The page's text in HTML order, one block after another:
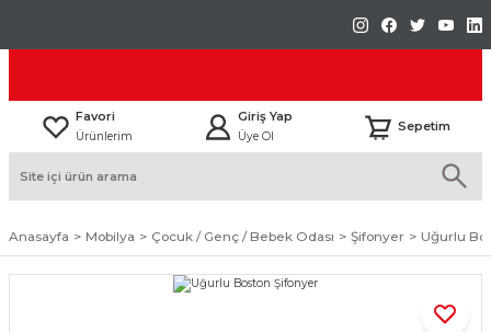
Favori
Ürünlerim
Giriş Yap
Üye Ol
Sepetim
Anasayfa Mobilya Çocuk / Genç / Bebek Odası Şifonyer Uğurlu